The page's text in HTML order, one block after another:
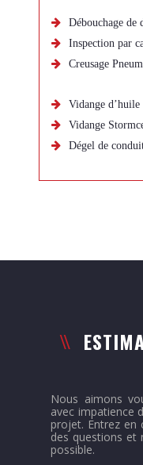
Débouchage de
Inspection par
Creusage
Vidange d’huile
Vidange
Dégel de
Nous aimons
avec impatience
projet. Entrez en
des questions et
possible.